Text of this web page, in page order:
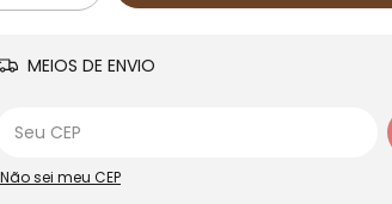
MEIOS DE ENVIO
Não sei meu CEP